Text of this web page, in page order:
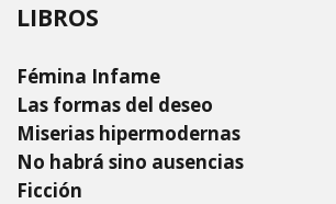
LIBROS
Fémina Infame
Las formas del deseo
Miserias hipermodernas
No habrá sino ausencias
Ficción